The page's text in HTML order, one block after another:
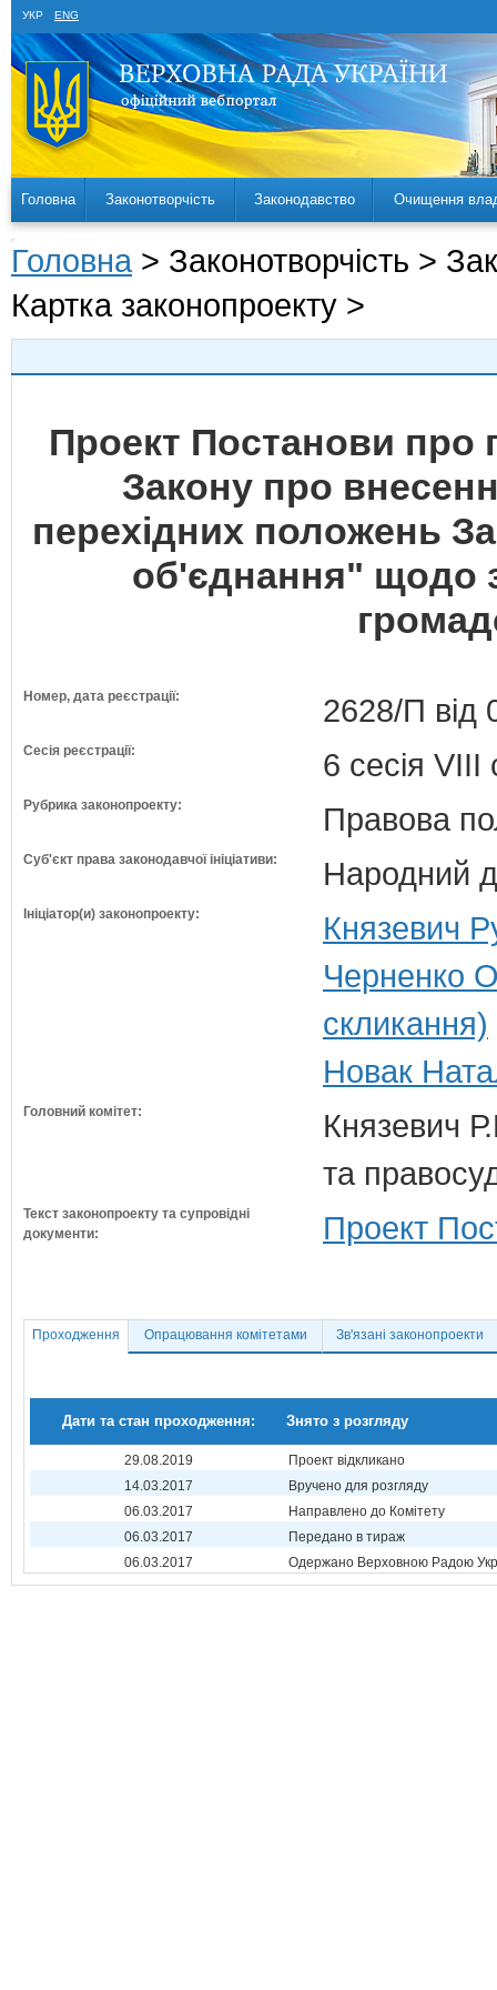
УКР ENG
Головна Законотворчість Законодавство Очищення
Головна > Законотворчість >
Картка законопроекту >
Проект Постанови про
Закону про
перехідних положень
об'єднання" щодо
Номер, дата реєстрації: 2628/П від
Сесія реєстрації: 6 сесія VIII
Рубрика законопроекту: Правова
Суб'єкт права законодавчої ініціативи: Народний
Ініціатор(и) законопроекту:
Князевич
Черненко
скликання)
Новак
Головний комітет:
Князевич
та
Текст законопроекту та супровідні
документи:
Проект
Проходження Опрацювання комітетами Зв'язані законопроекти
Дати та стан проходження: Знято з розгляду
29.08.2019
Проект відкликано
14.03.2017
Вручено для розгляду
06.03.2017
Направлено до Комітету
06.03.2017
Передано в тираж
06.03.2017
Одержано Верховною Радою